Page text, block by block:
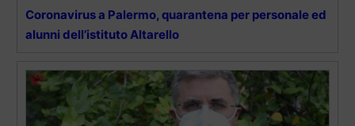
Coronavirus a Palermo, quarantena per personale ed
alunni dell’istituto Altarello